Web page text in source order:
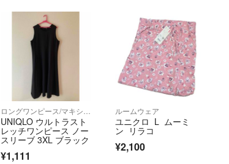
UNIQLO ウルトラスト
レッチワンピース ノー
スリーブ 3XL ブラック
¥1,111
ルームウェア
ユニクロ L ムーミ
ン リラコ
¥2,100